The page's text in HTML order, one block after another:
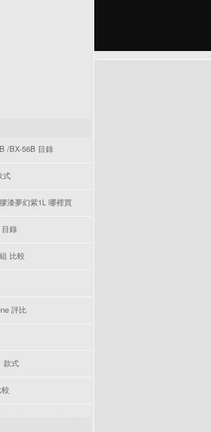
/BX-56B 目錄
式
漆夢幻紫1L 哪裡買
錄
比較
評比
款式